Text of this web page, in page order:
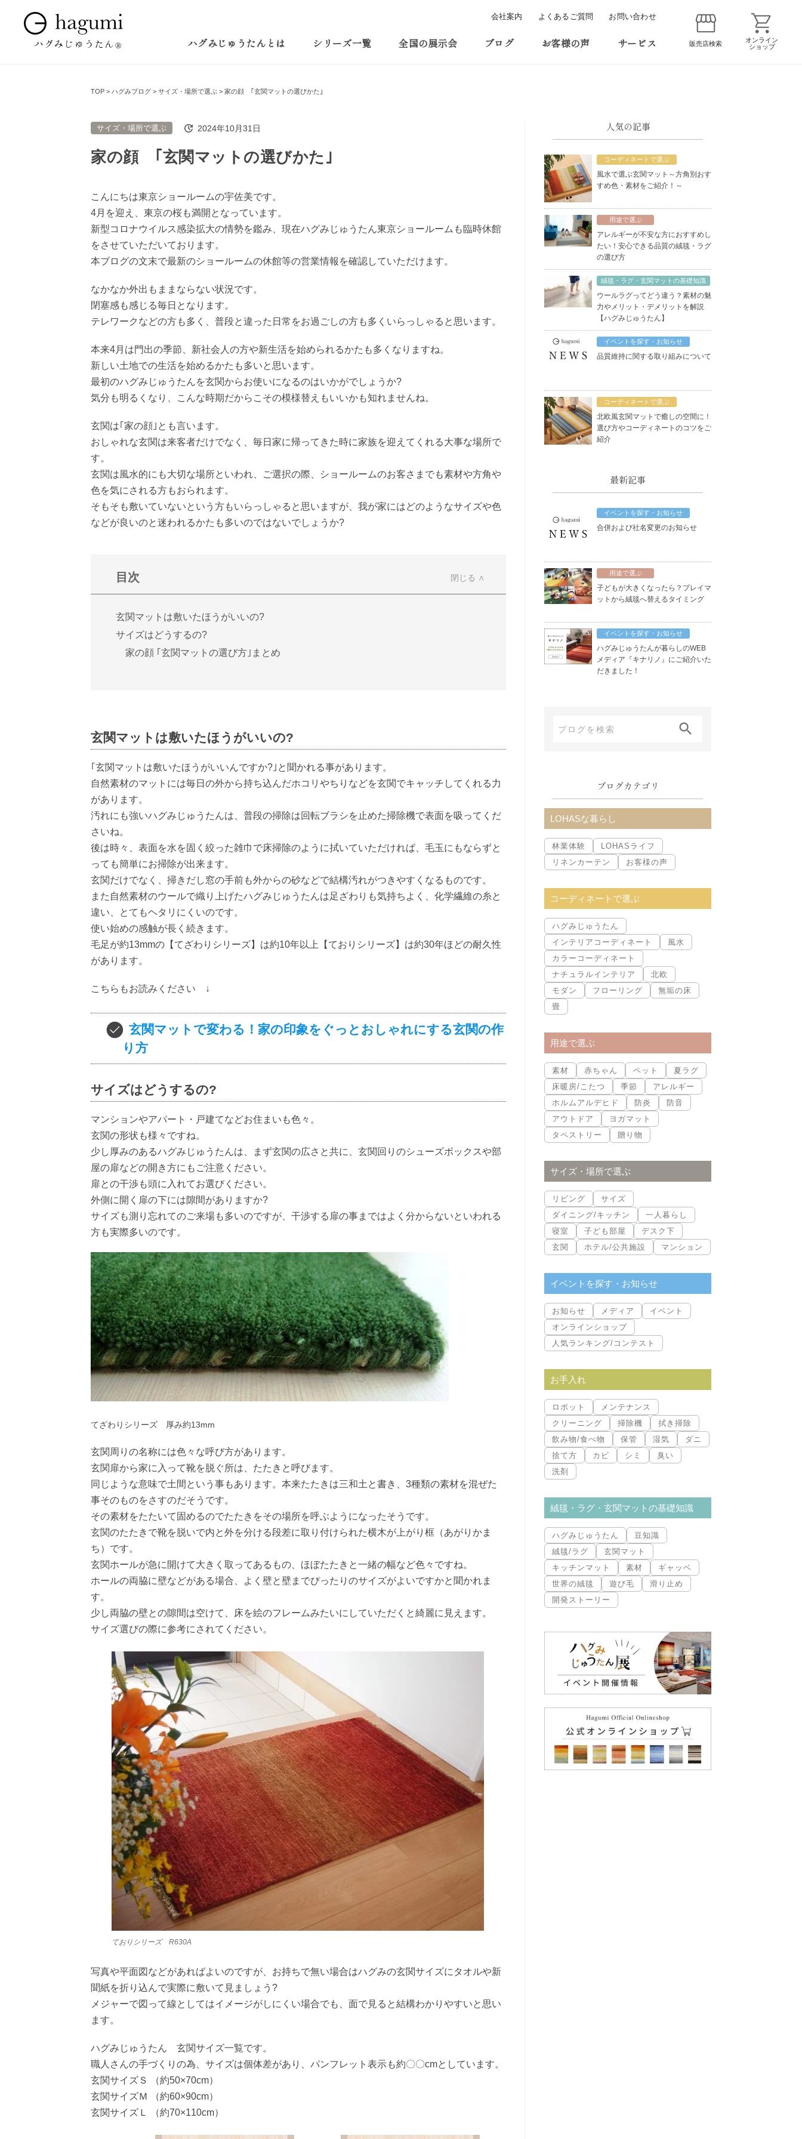
ハグみじゅうたんとは シリーズ一覧 全国の展示会 ブログ お客様の声 サービス
会社案内 よくあるご質問 お問い合わせ
販売店検索
オンライン
ショップ
TOP ハグみブログ サイズ・場所で選ぶ 家の顔 ｢玄関マットの選びかた｣
家の顔 ｢玄関マットの選びかた｣
サイズ・場所で選ぶ 2024年10月31日
こんにちは東京ショールームの宇佐美です。
4月を迎え、東京の桜も満開となっています。
新型コロナウイルス感染拡大の情勢を鑑み、 現在ハグみじゅうたん東京ショールームも臨時休館
をさせていただいております。
本ブログの文末で最新のショールームの休館等の営業情報を確認していただけます。
なかなか外出もままならない状況です。
閉塞感も感じる毎日となります。
テレワークなどの方も多く、普段と違った日常をお過ごしの方も多くいらっしゃると思います。
本来4月は門出の季節、新社会人の方や新生活を始められるかたも多くなりますね。
新しい土地での生活を始めるかたも多いと思います。
最初のハグみじゅうたんを玄関からお使いになるのはいかがでしょうか?
気分も明るくなり、こんな時期だからこその模様替えもいいかも知れませんね。
玄関は｢家の顔｣とも言います。
おしゃれな玄関は来客者だけでなく、毎日家に帰ってきた時に家族を迎えてくれる大事な場所で
す。
玄関は風水的にも大切な場所といわれ、ご選択の際、ショールームのお客さまでも素材や方角や
色を気にされる方もおられます。
そもそも敷いていないという方もいらっしゃると思いますが、我が家にはどのようなサイズや色
などが良いのと迷われるかたも多いのではないでしょうか?
目次
玄関マットは敷いたほうがいいの?
サイズはどうするの?
家の顔 ｢玄関マットの選び方｣まとめ
玄関マットは敷いたほうがいいの?
｢玄関マットは敷いたほうがいいんですか? ｣ と聞かれる事があります。
自然素材のマットには毎日の外から持ち込んだホコリやちりなどを玄関でキャッチしてくれる力
があります。
汚れにも強いハグみじゅうたんは、普段の掃除は回転ブラシを止めた掃除機で表面を吸ってくだ
さいね。
後は時々、表面を水を固く絞った雑巾で床掃除のように拭いていただければ、毛玉にもならずと
っても簡単にお掃除が出来ます。
玄関だけでなく、掃きだし窓の手前も外からの砂などで結構汚れがつきやすくなるものです。
また自然素材のウールで織り上げたハグみじゅうたんは足ざわりも気持ちよく、化学繊維の糸と
違い、とてもヘタリにくいのです。
使い始めの感触が長く続きます。
毛足が約13mmの【てざわりシリーズ】は約10年以上【ておりシリーズ】は約30年ほどの耐久性
があります。
こちらもお読みください ↓
玄関マットで変わる！家の印象をぐっとおしゃれにする玄関の作
り方
サイズはどうするの?
マンションやアパート・戸建てなどお住まいも色々。
玄関の形状も様々ですね。
少し厚みのあるハグみじゅうたんは、まず玄関の広さと共に、玄関回りのシューズボックスや部
屋の扉などの開き方にもご注意ください。
扉との干渉も頭に入れてお選びください。
外側に開く扉の下には隙間がありますか?
サイズも測り忘れてのご来場も多いのですが、干渉する扉の事まではよく分からないといわれる
方も実際多いのです。
てざわりシリーズ 厚み約13mm
玄関周りの名称には色々な呼び方があります。
玄関扉から家に入って靴を脱ぐ所は、たたきと呼びます。
同じような意味で土間という事もあります。本来たたきは三和土と書き、3種類の素材を混ぜた
事そのものをさすのだそうです。
その素材をたたいて固めるのでたたきをその場所を呼ぶようになったそうです。
玄関のたたきで靴を脱いで内と外を分ける段差に取り付けられた横木が上がり框（あがりかま
ち）です。
玄関ホールが急に開けて大きく取ってあるもの、ほぼたたきと一緒の幅など色々ですね。
ホールの両脇に壁などがある場合、よく壁と壁までぴったりのサイズがよいですかと聞かれま
す。
少し両脇の壁との隙間は空けて、床を絵のフレームみたいにしていただくと綺麗に見えます。
サイズ選びの際に参考にされてください。
ておりシリーズ R630A
写真や平面図などがあればよいのですが、お持ちで無い場合はハグみの玄関サイズにタオルや新
聞紙を折り込んで実際に敷いて見ましょう?
メジャーで図って線としてはイメージがしにくい場合でも、面で見ると結構わかりやすいと思い
ます。
ハグみじゅうたん 玄関サイズ一覧です。
職人さんの手づくりの為、サイズは個体差があり、パンフレット表示も約〇〇cmとしています。
玄関サイズＳ （約50×70cm）
玄関サイズＭ （約60×90cm）
玄関サイズＬ （約70×110cm）
人気の記事
コーディネートで選ぶ
風水で選ぶ玄関マット～方角別おす
すめ色・素材をご紹介！～
用途で選ぶ
アレルギーが不安な方におすすめし
たい！安心できる品質の絨毯・ラグ
の選び方
絨毯・ラグ・玄関マットの基礎知識
ウールラグってどう違う？素材の魅
力やメリット・デメリットを解説
【ハグみじゅうたん】
イベントを探す・お知らせ
品質維持に関する取り組みについて
コーディネートで選ぶ
北欧風玄関マットで癒しの空間に！
選び方やコーディネートのコツをご
紹介
最新記事
イベントを探す・お知らせ
合併および社名変更のお知らせ
用途で選ぶ
子どもが大きくなったら？プレイマ
ットから絨毯へ替えるタイミング
イベントを探す・お知らせ
ハグみじゅうたんが暮らしのWEB
メディア『キナリノ』にご紹介いた
だきました！
ブ
索:
ブログカテゴリ
LOHASな暮らし
林業体験
LOHASライフ
リネンカーテン
お客様の声
コーディネートで選ぶ
ハグみじゅうたん
インテリアコーディネート
風水
カラーコーディネート
ナチュラルインテリア
北欧
モダン
フローリング
無垢の床
畳
用途で選ぶ
素材 赤ちゃん ペット
夏ラグ
床暖房/こたつ
季節
アレルギー
ホルムアルデヒド
防炎
防音
アウトドア
ヨガマット
タペストリー
贈り物
サイズ・場所で選ぶ
リビング
サイズ
ダイニング/キッチン
一人暮らし
寝室
子ども部屋
デスク下
玄関
ホテル/公共施設 マンション
イベントを探す・お知らせ
お知らせ メディア
イベント
オンラインショップ
人気ランキング/コンテスト
お手入れ
ロボット
メンテナンス
クリーニング
掃除機
拭き掃除
飲み物/食べ物
保管 湿気
ダニ
捨て方
カビ シミ
臭い
洗剤
絨毯・ラグ・玄関マットの基礎知識
ハグみじゅうたん
豆知識
絨毯/ラグ
玄関マット
キッチンマット
素材
ギャッベ
世界の絨毯
遊び毛
滑り止め
開発ストーリー